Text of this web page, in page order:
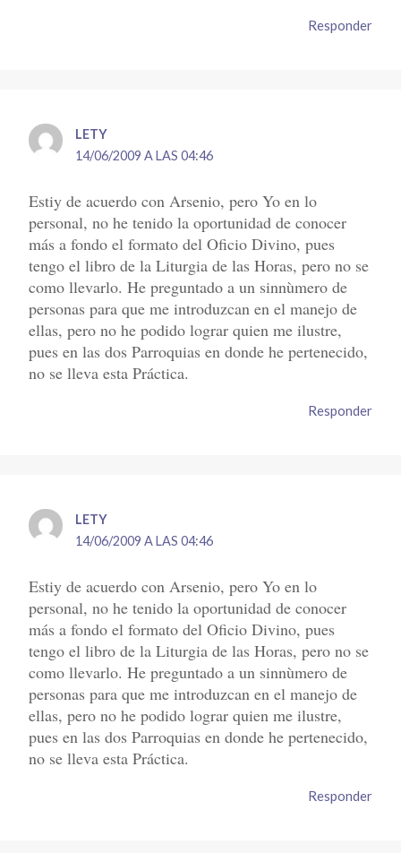
Responder
LETY
14/06/2009 A LAS 04:46
Estiy de acuerdo con Arsenio, pero Yo en lo
personal, no he tenido la oportunidad de conocer
más a fondo el formato del Oficio Divino, pues
tengo el libro de la Liturgia de las Horas, pero no se
como llevarlo. He preguntado a un sinnùmero de
personas para que me introduzcan en el manejo de
ellas, pero no he podido lograr quien me ilustre,
pues en las dos Parroquias en donde he pertenecido,
no se lleva esta Práctica.
Responder
LETY
14/06/2009 A LAS 04:46
Estiy de acuerdo con Arsenio, pero Yo en lo
personal, no he tenido la oportunidad de conocer
más a fondo el formato del Oficio Divino, pues
tengo el libro de la Liturgia de las Horas, pero no se
como llevarlo. He preguntado a un sinnùmero de
personas para que me introduzcan en el manejo de
ellas, pero no he podido lograr quien me ilustre,
pues en las dos Parroquias en donde he pertenecido,
no se lleva esta Práctica.
Responder